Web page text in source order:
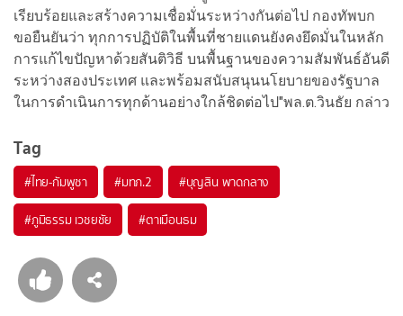
เรียบร้อยและสร้างความเชื่อมั่นระหว่างกันต่อไป กองทัพบก
ขอยืนยันว่า ทุกการปฏิบัติในพื้นที่ชายแดนยังคงยึดมั่นในหลัก
การแก้ไขปัญหาด้วยสันติวิธี บนพื้นฐานของความสัมพันธ์อันดี
ระหว่างสองประเทศ และพร้อมสนับสนุนนโยบายของรัฐบาล
ในการดำเนินการทุกด้านอย่างใกล้ชิดต่อไป"พล.ต.วินธัย กล่าว
Tag
#ไทย-กัมพูชา #มทภ.2 #บุญสิน พาดกลาง
#ภูมิธรรม เวชยชัย #ตาเมือนธม